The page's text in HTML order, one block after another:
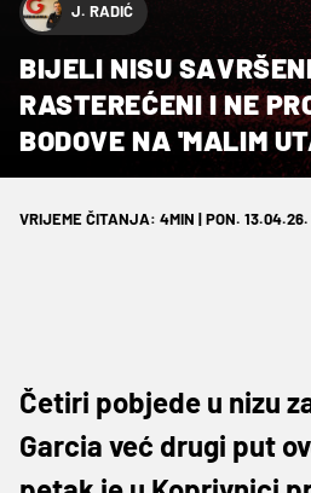
J. RADIĆ
BIJELI NISU
RASTEREĆENI I NE
BODOVE NA 'MALIM
VRIJEME ČITANJA: 4MIN | PON. 13.04.26.
Četiri pobjede u nizu
Garcia već drugi put